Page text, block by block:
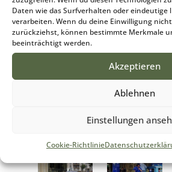
Daten wie das Surfverhalten oder eindeutige
verarbeiten. Wenn du deine Einwilligung
zurückziehst, können bestimmte Merkmale
beeinträchtigt werden.
Akzeptieren
Ablehnen
Einstellungen
Cookie-Richtlinie